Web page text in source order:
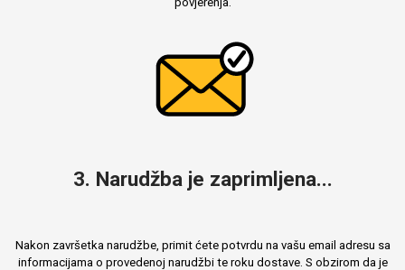
3. Narudžba je zaprimljena...
Nakon završetka narudžbe, primit ćete potvrdu na vašu email adresu sa
informacijama o provedenoj narudžbi te roku dostave. S obzirom da je